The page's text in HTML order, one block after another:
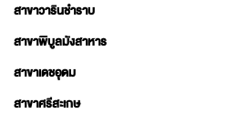
สาขาวารินชำราบ
สาขาพิบูลมังสาหาร
สาขาเดชอุดม
สาขาศรีสะเกษ